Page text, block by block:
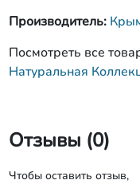
Производитель:
Посмотреть все
Натуральная
Отзывы (0)
Чтобы оставить отзыв,